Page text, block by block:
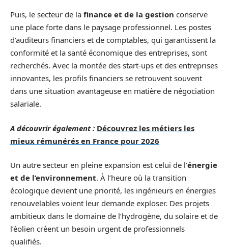
Puis, le secteur de la finance et de la gestion conserve
une place forte dans le paysage professionnel. Les postes
d’auditeurs financiers et de comptables, qui garantissent la
conformité et la santé économique des entreprises, sont
recherchés. Avec la montée des start-ups et des entreprises
innovantes, les profils financiers se retrouvent souvent
dans une situation avantageuse en matière de négociation
salariale.
A découvrir également : Découvrez les métiers les
mieux rémunérés en France pour 2026
Un autre secteur en pleine expansion est celui de l’énergie
et de l’environnement. À l’heure où la transition
écologique devient une priorité, les ingénieurs en énergies
renouvelables voient leur demande exploser. Des projets
ambitieux dans le domaine de l’hydrogène, du solaire et de
l’éolien créent un besoin urgent de professionnels
qualifiés.